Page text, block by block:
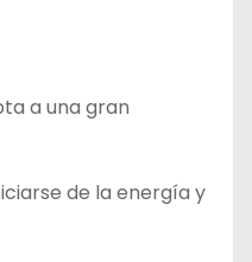
a una gran
de la energía y